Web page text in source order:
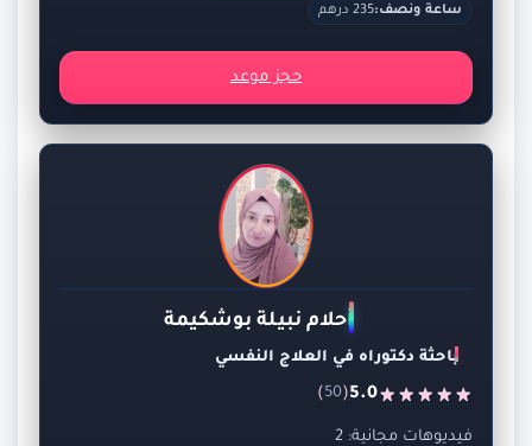
ساعة ونصف:235 درهم
حجز موعد
أحلام نبيلة بوشكيمة
باحثة دكتوراه في العلاج النفسي
5.0
(
50
)
فيديوهات مجانية: 2